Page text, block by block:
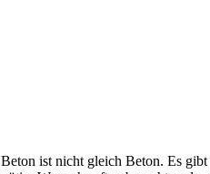
Beton ist nicht gleich Beton. Es